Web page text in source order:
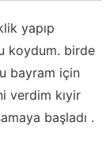
yapıp
koydum. birde
bayram için
verdim kıyir
başladı .